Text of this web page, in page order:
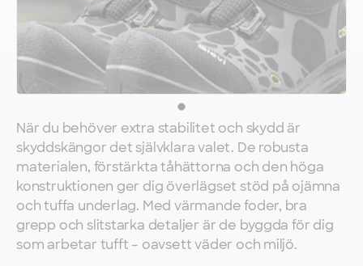
När du behöver extra stabilitet och skydd är
skyddskängor det självklara valet. De robusta
materialen, förstärkta tåhättorna och den höga
konstruktionen ger dig överlägset stöd på ojämna
och tuffa underlag. Med värmande foder, bra
grepp och slitstarka detaljer är de byggda för dig
som arbetar tufft – oavsett väder och miljö.